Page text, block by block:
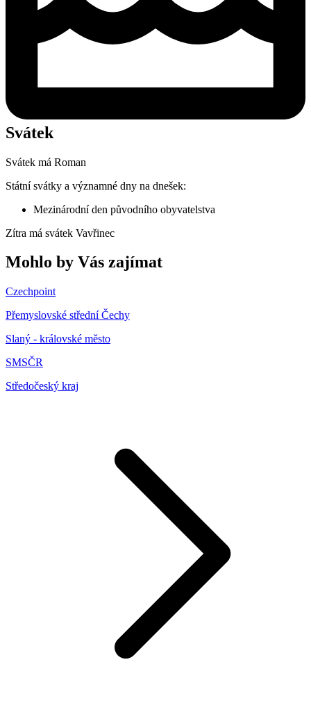
Svátek
Svátek má Roman
Státní svátky a významné dny na dnešek:
Mezinárodní den původního obyvatelstva
Zítra má svátek Vavřinec
Mohlo by Vás zajímat
Czechpoint
Přemyslovské střední Čechy
Slaný - královské město
SMSČR
Středočeský kraj